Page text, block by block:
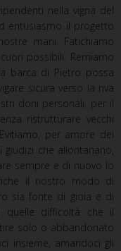
nella vigna del
entusiasmo il progetto
mani. Fatichiamo
possibili. Remiamo
barca di Pietro possa
sicura verso la riva
doni personali, per il
ristrutturare vecchi
per amore dei
che allontanano,
sempre e di nuovo lo
il nostro modo di
sia fonte di gioia e di
quelle difficoltà che il
solo o abbandonato
insieme, amandoci gli